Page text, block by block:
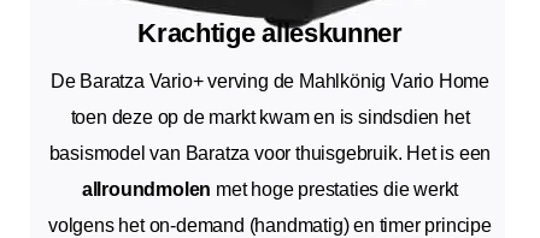
Krachtige alleskunner
De Baratza Vario+ verving de Mahlkönig Vario Home
toen deze op de markt kwam en is sindsdien het
basismodel van Baratza voor thuisgebruik. Het is een
allroundmolen met hoge prestaties die werkt
volgens het on-demand (handmatig) en timer principe